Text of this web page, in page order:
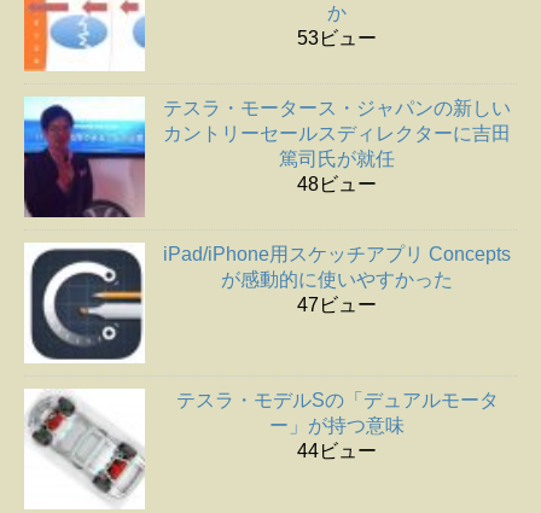
か
53ビュー
テスラ・モータース・ジャパンの新しい
カントリーセールスディレクターに吉田
篤司氏が就任
48ビュー
iPad/iPhone用スケッチアプリ Concepts
が感動的に使いやすかった
47ビュー
テスラ・モデルSの「デュアルモータ
ー」が持つ意味
44ビュー